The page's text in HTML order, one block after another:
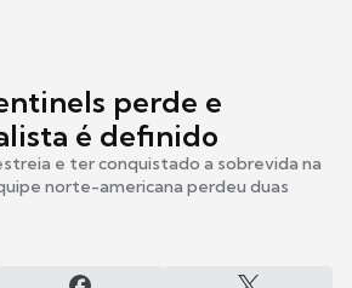
perde e
é definido
e ter conquistado a sobrevida na
norte-americana perdeu duas